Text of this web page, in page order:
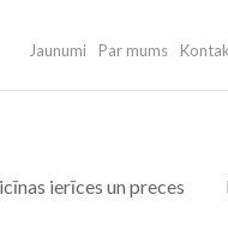
Jaunumi Par mums
ierīces un preces